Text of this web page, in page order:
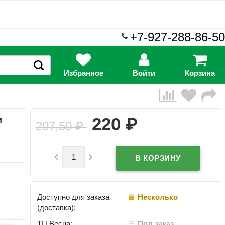
+7-927-288-86-50
Избранное Войти Корзина
207,50₽ 220 ₽
 
Доступно для заказа
(доставка):
Несколько